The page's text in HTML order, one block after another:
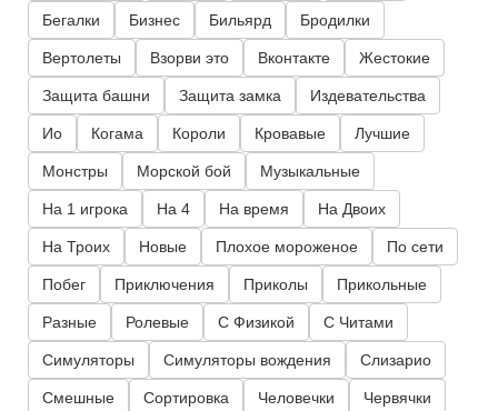
Бегалки Бизнес Бильярд Бродилки
Вертолеты Взорви это Вконтакте Жестокие
Защита башни Защита замка Издевательства
Ио Когама Короли Кровавые Лучшие
Монстры Морской бой Музыкальные
На 1 игрока На 4 На время На Двоих
На Троих Новые Плохое мороженое По сети
Побег Приключения Приколы Прикольные
Разные Ролевые С Физикой С Читами
Симуляторы Симуляторы вождения Слизарио
Смешные Сортировка Человечки Червячки